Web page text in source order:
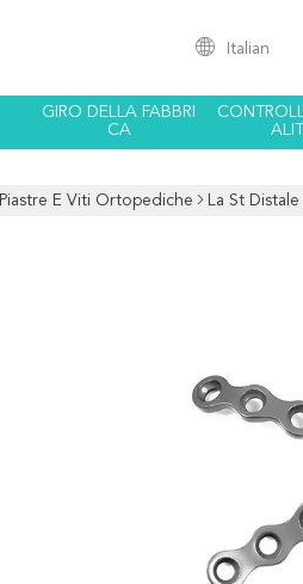
Italian
GIRO DELLA FABBRI
CA
Piastre E Viti Ortopediche La St